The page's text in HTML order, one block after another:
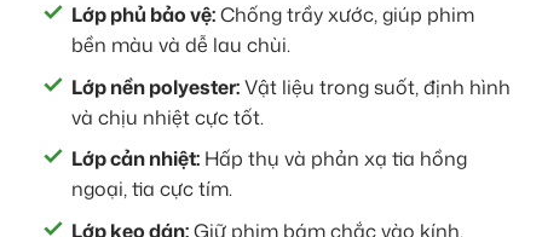
Lớp phủ bảo vệ:Chống trầy xước, giúp phim
bền màu và dễ lau chùi.
Lớp nền polyester:Vật liệu trong suốt, định hình
và chịu nhiệt cực tốt.
Lớp cản nhiệt: Hấp thụ và phản xạ tia hồng
ngoại, tia cực tím.
Lớp keo dán:Giữ phim bám chắc vào kính,